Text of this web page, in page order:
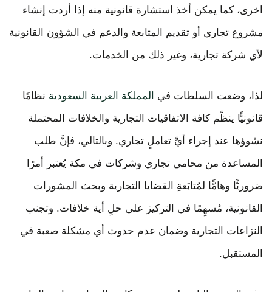
اخرى، كما يمكن أخذ استشارة قانونية منه إذا أردت إنشاء
مشروع تجاري أو تقديم المتابعة والدعم في الشؤون القانونية
لأي شركة تجارية، وغير ذلك من الخدمات.
لذا، وضعت السلطات في المملكة العربية السعودية نظامًا
قانونيًّا ينظّم كافة الاتفاقيات التجارية والخلافات المحتملة
نشوؤها عند إجراء أيِّ تعاملٍ تجاري. وبالتالي، فإنَّ طلب
المساعدة من محامي تجاري وشركات في مكة يُعتبر أمرًا
ضروريًّا وهامًّا لمُتابَعةِ القضايا التجارية وبحث المشورات
القانونية، مُسهِمًا في التركيز على حلِ أية خلافات. وتجنب
النزاعات التجارية وضمان عدم حدوث أي مشكلة صعبة في
المستقبل.